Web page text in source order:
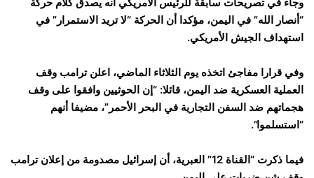
“أنصار الله” في اليمن، مؤكدا أن الحركة “لا تريد الاستمرار” في
استهداف الجيش الأمريكي.
وفي قرارا مفاجئ اتخذه يوم الثلاثاء الماضي، اعلن ترامب وقف
العملية العسكرية ضد اليمن، قائلا: “إن الحوثيين وافقوا على وقف
هجماتهم ضد السفن التجارية في البحر الأحمر”، مضيفا أنهم
“استسلموا”.
فيما ذكرت “القناة 12” العبرية، أن إسرائيل مصدومة من إعلان ترامب